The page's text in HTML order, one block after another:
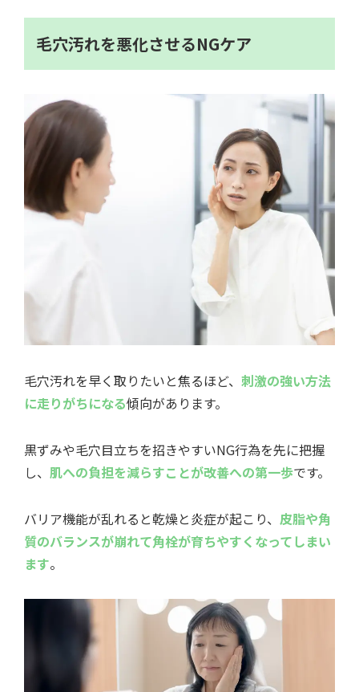
毛穴汚れを悪化させるNGケア
毛穴汚れを早く取りたいと焦るほど、 刺激の強い方法
に走りがちになる傾向があります。
黒ずみや毛穴目立ちを招きやすいNG行為を先に把握
し、 肌への負担を減らすことが改善への第一歩です。
バリア機能が乱れると乾燥と炎症が起こり、 皮脂や角
質のバランスが崩れて角栓が育ちやすくなってしまい
ます。